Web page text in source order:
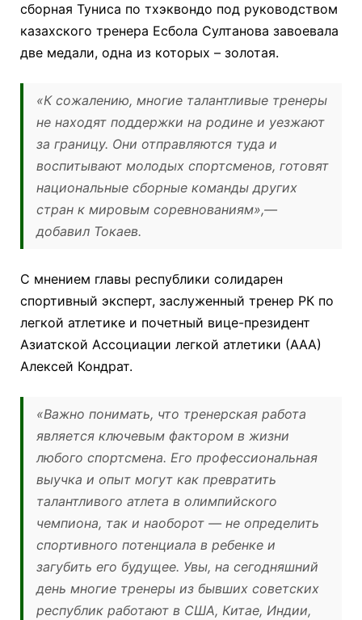
сборная Туниса по тхэквондо под руководством
казахского тренера Есбола Султанова завоевала
две медали, одна из которых – золотая.
«К сожалению, многие талантливые тренеры
не находят поддержки на родине и уезжают
за границу. Они отправляются туда и
воспитывают молодых спортсменов, готовят
национальные сборные команды других
стран к мировым соревнованиям»,—
добавил Токаев.
С мнением главы республики солидарен
спортивный эксперт, заслуженный тренер РК по
легкой атлетике и почетный вице-президент
Азиатской Ассоциации легкой атлетики (ААА)
Алексей Кондрат.
«Важно понимать, что тренерская работа
является ключевым фактором в жизни
любого спортсмена. Его профессиональная
выучка и опыт могут как превратить
талантливого атлета в олимпийского
чемпиона, так и наоборот — не определить
спортивного потенциала в ребенке и
загубить его будущее. Увы, на сегодняшний
день многие тренеры из бывших советских
республик работают в США, Китае, Индии,